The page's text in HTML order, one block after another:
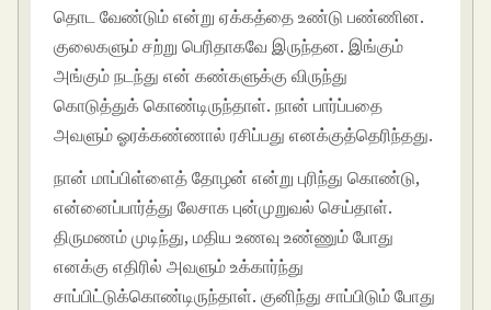
தொட வேண்டும் என்று ஏக்கத்தை உண்டு பண்ணின.
குலைகளும் சற்று பெரிதாகவே இருந்தன. இங்கும்
அங்கும் நடந்து என் கண்களுக்கு விருந்து
கொடுத்துக் கொண்டிருந்தாள். நான் பார்ப்பதை
அவளும் ஓரக்கண்ணால் ரசிப்பது எனக்குத்தெரிந்தது.
நான் மாப்பிள்ளைத் தோழன் என்று புரிந்து கொண்டு,
என்னைப்பார்த்து லேசாக புன்முறுவல் செய்தாள்.
திருமணம் முடிந்து, மதிய உணவு உண்ணும் போது
எனக்கு எதிரில் அவளும் உக்கார்ந்து
சாப்பிட்டுக்கொண்டிருந்தாள். குனிந்து சாப்பிடும் போது